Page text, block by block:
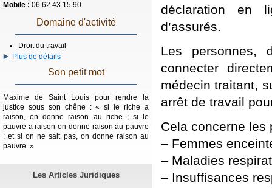
Mobile : 06.62.43.15.90
Domaine d'activité
Droit du travail
Plus de détails
Son petit mot
Maxime de Saint Louis pour rendre la
justice sous son chêne : « si le riche a
raison, on donne raison au riche ; si le
pauvre a raison on donne raison au pauvre
; et si on ne sait pas, on donne raison au
pauvre. »
Les Articles Juridiques
déclaration en
d’assurés.
Les personnes,
connecter
médecin traitant,
arrêt de travail
Cela concerne les
– Femmes
– Maladies
– Insuffisances